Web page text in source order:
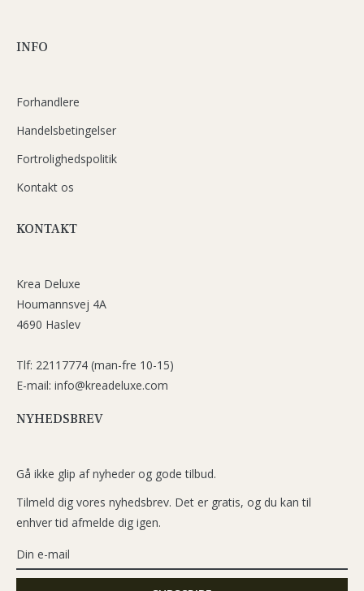
INFO
Forhandlere
Handelsbetingelser
Fortrolighedspolitik
Kontakt os
KONTAKT
Krea Deluxe
Houmannsvej 4A
4690 Haslev
Tlf: 22117774 (man-fre 10-15)
E-mail: info@kreadeluxe.com
NYHEDSBREV
Gå ikke glip af nyheder og gode tilbud.
Tilmeld dig vores nyhedsbrev. Det er gratis, og du kan til
enhver tid afmelde dig igen.